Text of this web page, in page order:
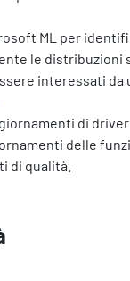
ML per
le distribuzioni
interessati da
di
delle
di qualità.